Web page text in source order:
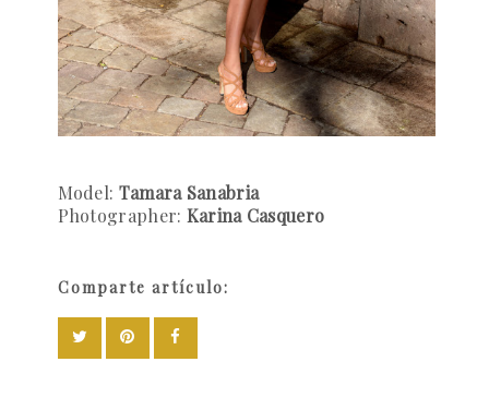
Model: Tamara Sanabria
Photographer: Karina Casquero
Comparte artículo: